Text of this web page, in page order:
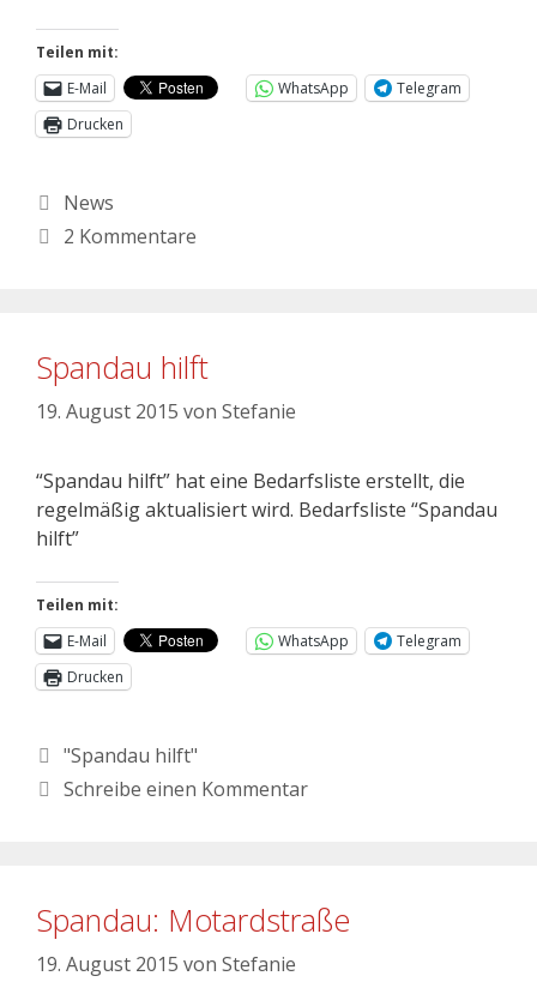
Teilen mit:
E-Mail
WhatsApp
Telegram
Drucken
News
2 Kommentare
Spandau hilft
19. August 2015 von Stefanie
“Spandau hilft” hat eine Bedarfsliste erstellt, die
regelmäßig aktualisiert wird. Bedarfsliste “Spandau
hilft”
Teilen mit:
E-Mail
WhatsApp
Telegram
Drucken
"Spandau hilft"
Schreibe einen Kommentar
Spandau: Motardstraße
19. August 2015 von Stefanie